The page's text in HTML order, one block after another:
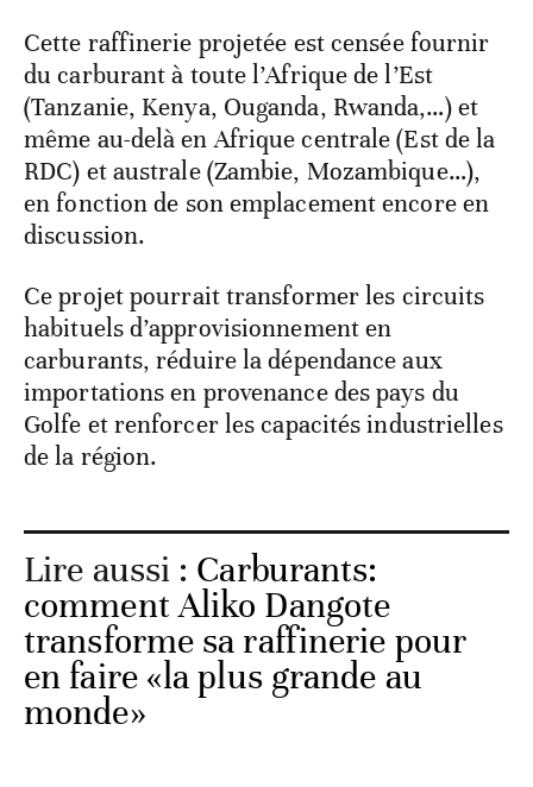
Cette raffinerie projetée est censée fournir
du carburant à toute l’Afrique de l’Est
(Tanzanie, Kenya, Ouganda, Rwanda,…) et
même au-delà en Afrique centrale (Est de la
RDC) et australe (Zambie, Mozambique…),
en fonction de son emplacement encore en
discussion.
Ce projet pourrait transformer les circuits
habituels d’approvisionnement en
carburants, réduire la dépendance aux
importations en provenance des pays du
Golfe et renforcer les capacités industrielles
de la région.
Lire aussi : Carburants:
comment Aliko Dangote
transforme sa raffinerie pour
en faire «la plus grande au
monde»